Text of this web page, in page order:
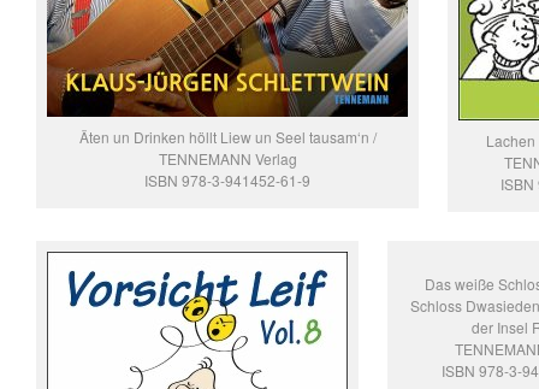
Äten un Drinken höllt Liew un Seel tausam‘n /
TENNEMANN Verlag
ISBN 978-3-941452-61-9
Lachen
Das weiße
Schloss
der Insel
ISBN 978-3-